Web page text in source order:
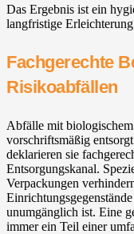
Das Ergebnis ist ein
langfristige
Fachgerechte
Risikoabfällen
Abfälle mit
vorschriftsmäßig
deklarieren sie
Entsorgungskanal.
Verpackungen
unumgänglich ist. Eine
immer ein Teil einer